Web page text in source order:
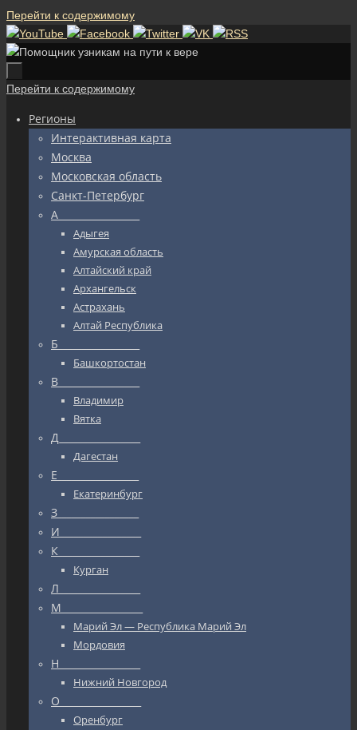
Перейти к содержимому
Перейти к содержимому
Регионы
Интерактивная карта
Москва
Московская область
Санкт-Петербург
А_________________
Адыгея
Амурская область
Алтайский край
Архангельск
Астрахань
Алтай Республика
Б_________________
Башкортостан
В_________________
Владимир
Вятка
Д_________________
Дагестан
Е_________________
Екатеринбург
З_________________
И_________________
К_________________
Курган
Л_________________
М_________________
Марий Эл — Республика Марий Эл
Мордовия
Н_________________
Нижний Новгород
О_________________
Оренбург